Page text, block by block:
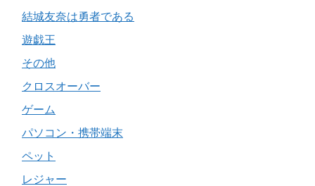
結城友奈は勇者である
遊戯王
その他
クロスオーバー
ゲーム
パソコン・携帯端末
ペット
レジャー